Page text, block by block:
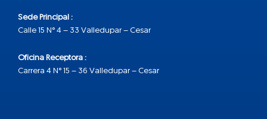
Sede Principal :
Calle 15 N° 4 – 33 Valledupar – Cesar
Oficina Receptora :
Carrera 4 N° 15 – 36 Valledupar – Cesar